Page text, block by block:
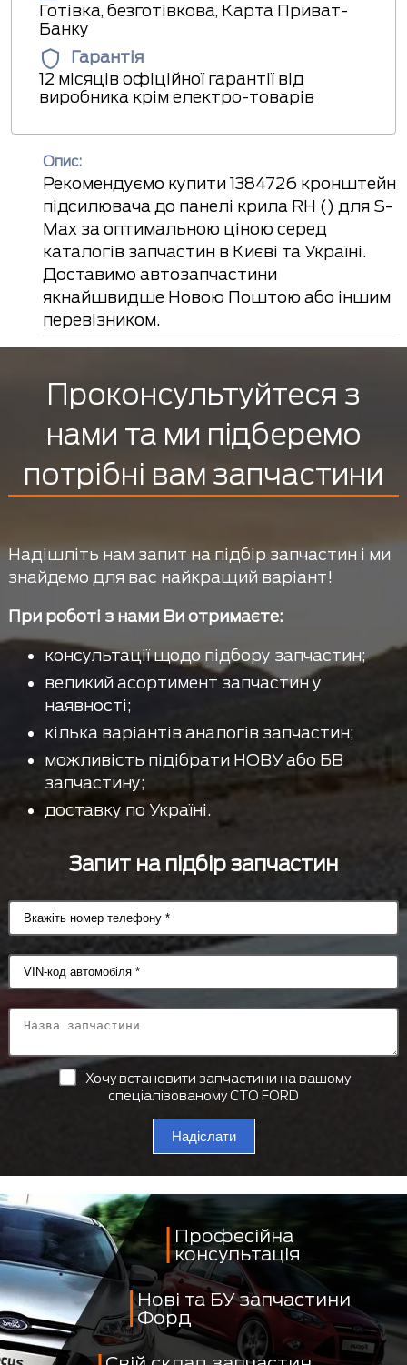
Готівка, безготівкова, Карта Приват-
Банку
Гарантія
12 місяців офіційної гарантії від
виробника крім електро-товарів
Опис:
Рекомендуємо купити 1384726 кронштейн
підсилювача до панелі крила RH () для S-
Max за оптимальною ціною серед
каталогів запчастин в Києві та Україні.
Доставимо автозапчастини
якнайшвидше Новою Поштою або іншим
перевізником.
Проконсультуйтеся з
нами та ми підберемо
потрібні вам запчастини
Надішліть нам запит на підбір запчастин і ми
знайдемо для вас найкращий варіант!
При роботі з нами Ви отримаєте:
консультації щодо підбору запчастин;
великий асортимент запчастин у
наявності;
кілька варіантів аналогів запчастин;
можливість підібрати НОВУ або БВ
запчастину;
доставку по Україні.
Запит на підбір запчастин
Хочу встановити запчастини на вашому
спеціалізованому СТО FORD
Надіслати
Професійна
консультація
Нові та БУ запчастини
Форд